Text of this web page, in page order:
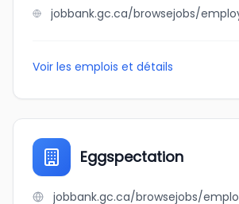
Voir les emplois et détails
Eggspectation